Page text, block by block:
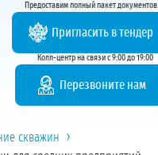
Предоставим полный пакет документов
Пригласить в тендер
Колл-центр на связи с 9:00 до 19:00
Перезвоните нам
скважин ›